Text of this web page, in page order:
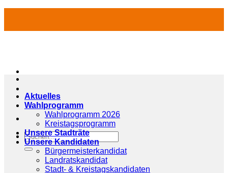
springen
Aktuelles
Wahlprogramm
Wahlprogramm 2026
Kreistagsprogramm
Unsere Stadträte
Unsere Kandidaten
Bürgermeisterkandidat
Landratskandidat
Stadt- & Kreistagskandidaten